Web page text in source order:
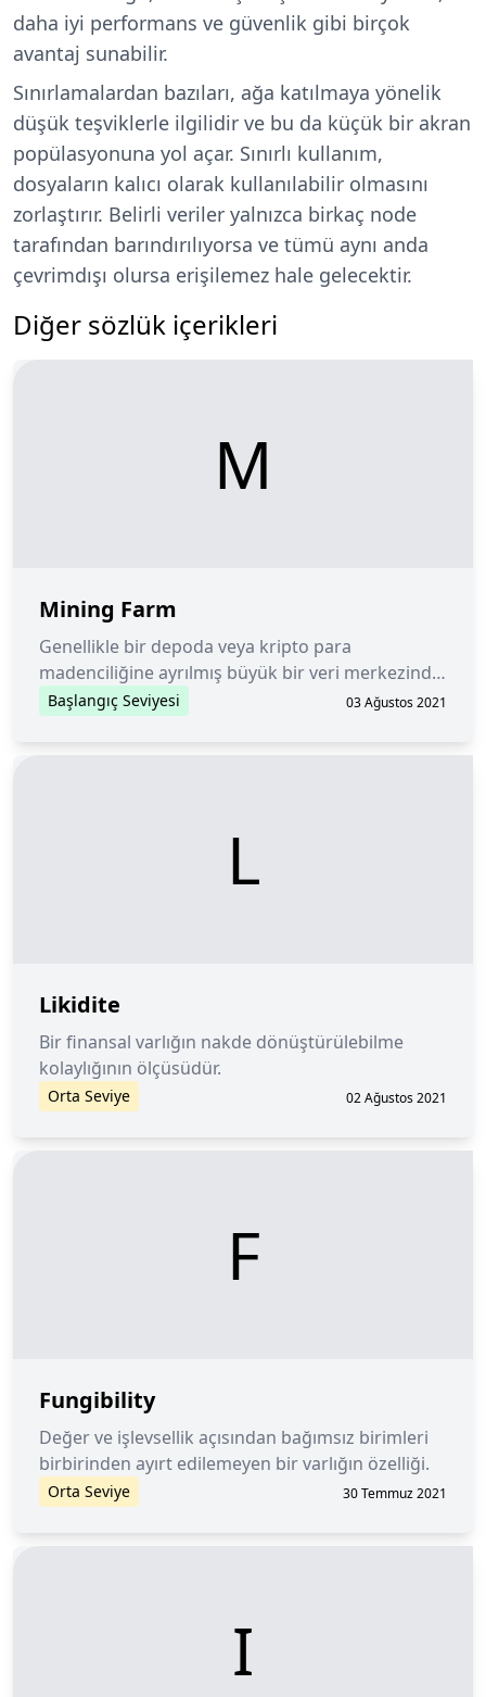
daha iyi performans ve güvenlik gibi birçok
avantaj sunabilir.
Sınırlamalardan bazıları, ağa katılmaya yönelik
düşük teşviklerle ilgilidir ve bu da küçük bir akran
popülasyonuna yol açar. Sınırlı kullanım,
dosyaların kalıcı olarak kullanılabilir olmasını
zorlaştırır. Belirli veriler yalnızca birkaç node
tarafından barındırılıyorsa ve tümü aynı anda
çevrimdışı olursa erişilemez hale gelecektir.
Diğer sözlük içerikleri
M
Mining Farm
Genellikle bir depoda veya kripto para
madenciliğine ayrılmış büyük bir veri merkezinde
bulunan birçok madenciden oluşan bir
Başlangıç Seviyesi 03 Ağustos 2021
L
Likidite
Bir finansal varlığın nakde dönüştürülebilme
kolaylığının ölçüsüdür.
Orta Seviye 02 Ağustos 2021
F
Fungibility
Değer ve işlevsellik açısından bağımsız birimleri
birbirinden ayırt edilemeyen bir varlığın özelliği.
Orta Seviye 30 Temmuz 2021
I